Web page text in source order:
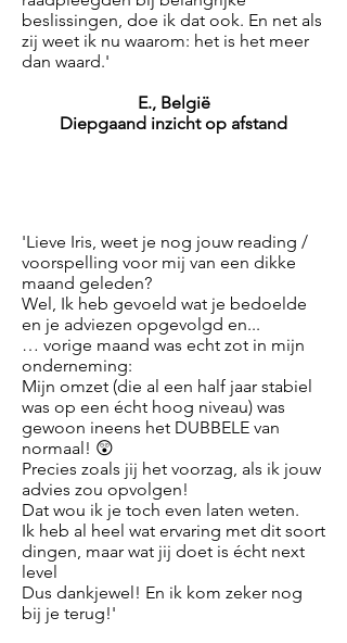
beslissingen, doe ik dat ook. En net als
zij weet ik nu waarom: het is het meer
dan waard.'
E., België
Diepgaand inzicht op afstand
'Lieve Iris, weet je nog jouw reading /
voorspelling voor mij van een dikke
maand geleden?
Wel, Ik heb gevoeld wat je bedoelde
en je adviezen opgevolgd en...
… vorige maand was echt zot in mijn
onderneming:
Mijn omzet (die al een half jaar stabiel
was op een écht hoog niveau) was
gewoon ineens het DUBBELE van
normaal! 😲
Precies zoals jij het voorzag, als ik jouw
advies zou opvolgen!
Dat wou ik je toch even laten weten.
Ik heb al heel wat ervaring met dit soort
dingen, maar wat jij doet is écht next
level
Dus dankjewel! En ik kom zeker nog
bij je terug!'